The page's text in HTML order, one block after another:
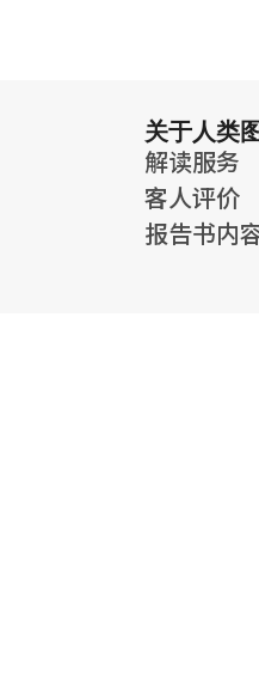
关于人类
解读服务
客人评价
报告书内